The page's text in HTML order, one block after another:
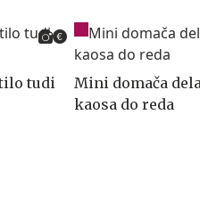
tudi
Mini domača
kaosa do reda